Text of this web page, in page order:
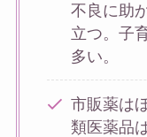
不良に助
立つ。子
多い。
市販薬は
類医薬品